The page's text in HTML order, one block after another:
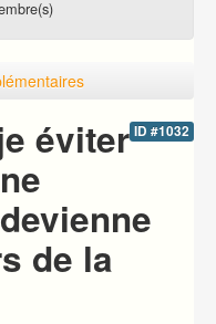
ID #1032
éviter
de la